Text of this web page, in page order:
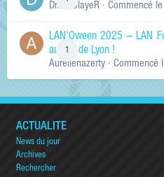
Dr.KinSlayeR · Commencé
LAN'Oween 2025 – LAN
au sud de Lyon !
Aurelienazerty · Commencé
ACTUALITÉ
News du jour
Archives
Rechercher